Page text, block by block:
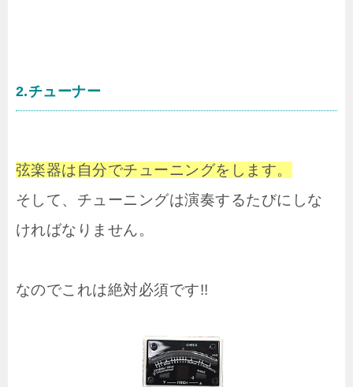
2.チューナー
弦楽器は自分でチューニングをします。
そして、チューニングは演奏するたびにしな
ければなりません。
なのでこれは絶対必須です!!